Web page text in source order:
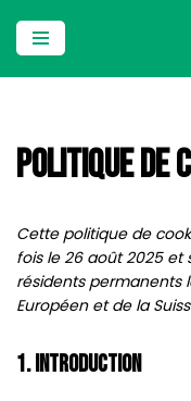
Aller
au
Politique De
Cette politique de
fois le 26 août 2025 et
résidents permanents
Européen et de la
1. Introduction